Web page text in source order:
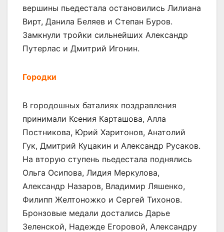
вершины пьедестала остановились Лилиана
Вирт, Данила Беляев и Степан Буров.
Замкнули тройки сильнейших Александр
Путерлас и Дмитрий Игонин.
Городки
В городошных баталиях поздравления
принимали Ксения Карташова, Алла
Постникова, Юрий Харитонов, Анатолий
Гук, Дмитрий Куцакин и Александр Русаков.
На вторую ступень пьедестала поднялись
Ольга Осипова, Лидия Меркулова,
Александр Назаров, Владимир Ляшенко,
Филипп Желтоножко и Сергей Тихонов.
Бронзовые медали достались Дарье
Зеленской, Надежде Егоровой, Александру